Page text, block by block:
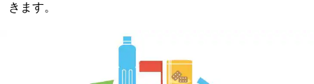
きます。